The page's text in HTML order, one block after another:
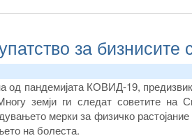
за бизнисите
од пандемијата КОВИД-19,
земји ги следат советите на
мерки за физичко
на болеста.